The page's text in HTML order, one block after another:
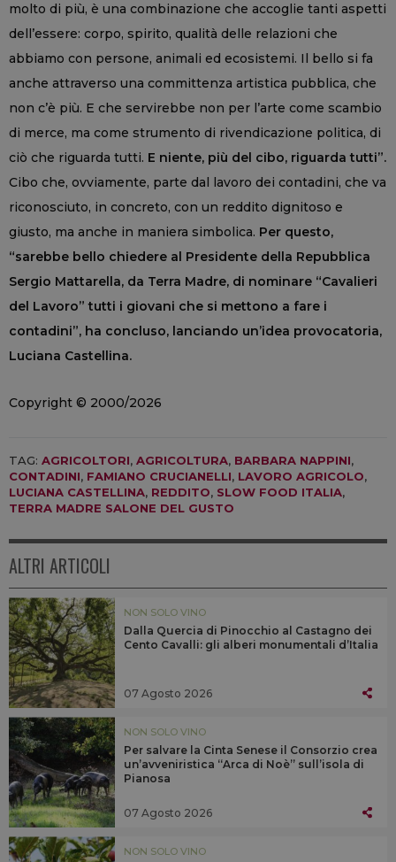
molto di più, è una combinazione che accoglie tanti aspetti
dell’essere: corpo, spirito, qualità delle relazioni che
abbiamo con persone, animali ed ecosistemi. Il bello si fa
anche attraverso una committenza artistica pubblica, che
non c’è più. E che servirebbe non per l’arte come scambio
di merce, ma come strumento di rivendicazione politica, di
ciò che riguarda tutti. E niente, più del cibo, riguarda tutti”.
Cibo che, ovviamente, parte dal lavoro dei contadini, che va
riconosciuto, in concreto, con un reddito dignitoso e
giusto, ma anche in maniera simbolica. Per questo,
“sarebbe bello chiedere al Presidente della Repubblica
Sergio Mattarella, da Terra Madre, di nominare “Cavalieri
del Lavoro” tutti i giovani che si mettono a fare i
contadini”, ha concluso, lanciando un’idea provocatoria,
Luciana Castellina.
Copyright © 2000/2026
TAG: AGRICOLTORI, AGRICOLTURA, BARBARA NAPPINI,
CONTADINI, FAMIANO CRUCIANELLI, LAVORO AGRICOLO,
LUCIANA CASTELLINA, REDDITO, SLOW FOOD ITALIA,
TERRA MADRE SALONE DEL GUSTO
ALTRI ARTICOLI
NON SOLO VINO
Dalla Quercia di Pinocchio al Castagno dei
Cento Cavalli: gli alberi monumentali d’Italia
07 Agosto 2026
NON SOLO VINO
Per salvare la Cinta Senese il Consorzio crea
un’avveniristica “Arca di Noè” sull’isola di
Pianosa
07 Agosto 2026
NON SOLO VINO